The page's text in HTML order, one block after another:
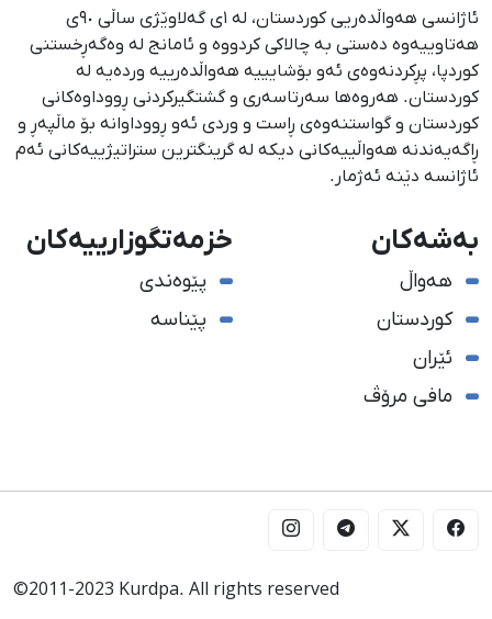
ئاژانسی هەواڵدەریی کوردستان، لە ١ی گەلاوێژی ساڵی ٩٠ی
هەتاوییەوە دەستی بە چالاکی کردووە و ئامانج لە وەگەڕخستنی
كوردپا، پڕكردنەوەی ئەو بۆشایییە هەواڵدەرییە وردەیە لە
كوردستان. هەروەها سەرتاسەری و گشتگیركردنی ڕووداوەكانی
كوردستان و گواستنەوەی ڕاست و وردی ئەو ڕووداوانە بۆ ماڵپەڕ و
ڕاگەیەندنە هەواڵییەكانی دیكە لە گرینگترین ستراتیژییەكانی ئەم
ئاژانسە دێنە ئەژمار.
بەشەکان
هەواڵ
کوردستان
ئێران
مافی مرۆڤ
خزمەتگوزارییەکان
پێوەندی
پێناسە
©2011-2023 Kurdpa. All rights reserved